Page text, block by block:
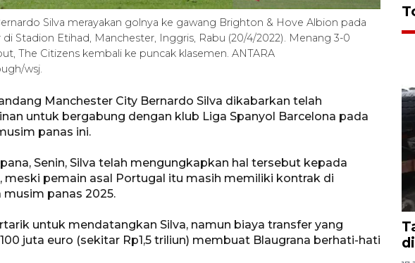
Silva merayakan golnya ke gawang Brighton & Hove Albion pada
Stadion Etihad, Manchester, Inggris, Rabu (20/4/2022). Menang 3-0
The Citizens kembali ke puncak klasemen. ANTARA
wsj.
Manchester City Bernardo Silva dikabarkan telah
untuk bergabung dengan klub Liga Spanyol Barcelona pada
panas ini.
Senin, Silva telah mengungkapkan hal tersebut kepada
meski pemain asal Portugal itu masih memiliki kontrak di
panas 2025.
untuk mendatangkan Silva, namun biaya transfer yang
juta euro (sekitar Rp1,5 triliun) membuat Blaugrana berhati-hati